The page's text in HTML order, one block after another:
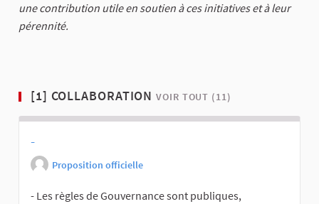
une contribution utile en soutien à ces initiatives et à leur
pérennité.
[1] COLLABORATIONVOIR TOUT (11)
-
Proposition officielle
- Les règles de Gouvernance sont publiques,